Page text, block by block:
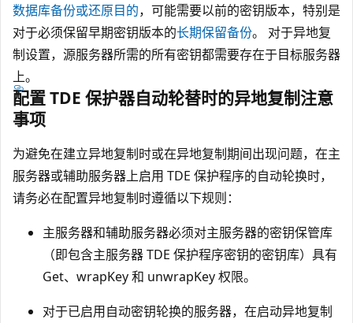
数据库备份或还原目的，可能需要以前的密钥版本，特别是
对于必须保留早期密钥版本的长期保留备份。 对于异地复
制设置，源服务器所需的所有密钥都需要存在于目标服务器
上。
配置 TDE 保护器自动轮替时的异地复制注意
事项
为避免在建立异地复制时或在异地复制期间出现问题，在主
服务器或辅助服务器上启用 TDE 保护程序的自动轮换时，
请务必在配置异地复制时遵循以下规则：
主服务器和辅助服务器必须对主服务器的密钥保管库
（即包含主服务器 TDE 保护程序密钥的密钥库）具有
Get、wrapKey 和 unwrapKey 权限。
对于已启用自动密钥轮换的服务器，在启动异地复制